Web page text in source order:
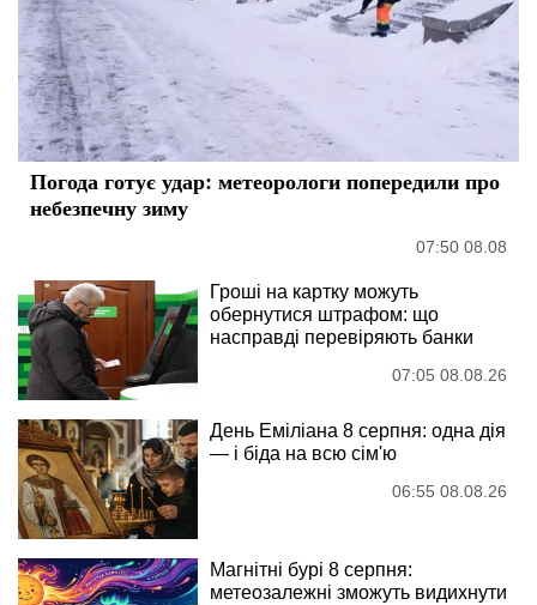
Погода готує удар: метеорологи попередили про
небезпечну зиму
07:50 08.08
Гроші на картку можуть
обернутися штрафом: що
насправді перевіряють банки
07:05 08.08.26
День Еміліана 8 серпня: одна дія
— і біда на всю сім'ю
06:55 08.08.26
Магнітні бурі 8 серпня:
метеозалежні зможуть видихнути